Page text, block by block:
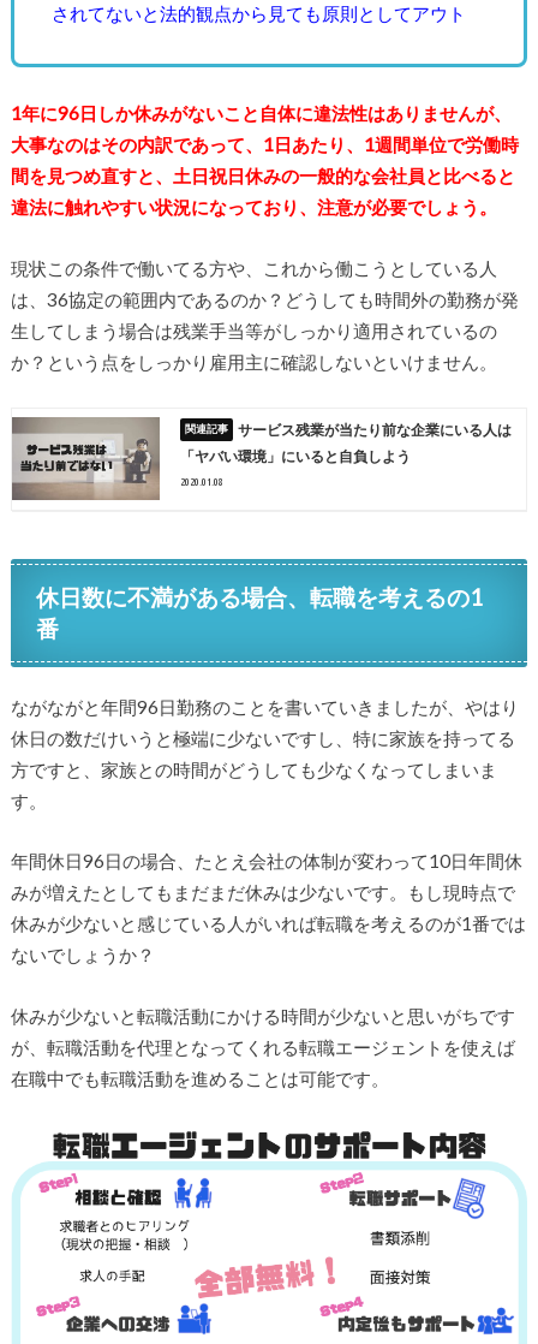
されてないと法的観点から見ても原則としてアウト
1年に96日しか休みがないこと自体に違法性はありませんが、
大事なのはその内訳であって、1日あたり、1週間単位で労働時
間を見つめ直すと、土日祝日休みの一般的な会社員と比べると
違法に触れやすい状況になっており、注意が必要でしょう。
現状この条件で働いてる方や、これから働こうとしている人
は、36協定の範囲内であるのか？どうしても時間外の勤務が発
生してしまう場合は残業手当等がしっかり適用されているの
か？という点をしっかり雇用主に確認しないといけません。
サービス残業が当たり前な企業にいる人は
「ヤバい環境」にいると自負しよう
2020.01.08
休日数に不満がある場合、転職を考えるの1
番
ながながと年間96日勤務のことを書いていきましたが、やはり
休日の数だけいうと極端に少ないですし、特に家族を持ってる
方ですと、家族との時間がどうしても少なくなってしまいま
す。
年間休日96日の場合、たとえ会社の体制が変わって10日年間休
みが増えたとしてもまだまだ休みは少ないです。もし現時点で
休みが少ないと感じている人がいれば転職を考えるのが1番では
ないでしょうか？
休みが少ないと転職活動にかける時間が少ないと思いがちです
が、転職活動を代理となってくれる転職エージェントを使えば
在職中でも転職活動を進めることは可能です。